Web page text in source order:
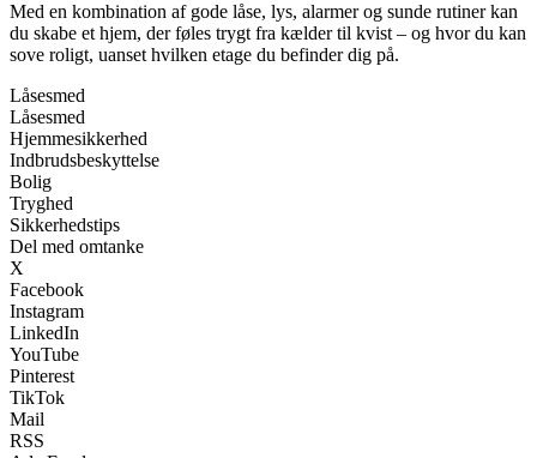
Med en kombination af gode låse, lys, alarmer og sunde rutiner kan
du skabe et hjem, der føles trygt fra kælder til kvist – og hvor du kan
sove roligt, uanset hvilken etage du befinder dig på.
Låsesmed
Låsesmed
Hjemmesikkerhed
Indbrudsbeskyttelse
Bolig
Tryghed
Sikkerhedstips
Del med omtanke
X
Facebook
Instagram
LinkedIn
YouTube
Pinterest
TikTok
Mail
RSS